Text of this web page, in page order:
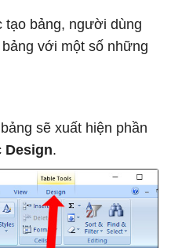
tạo bảng, người dùng
với một số những
sẽ xuất hiện phần
Design.